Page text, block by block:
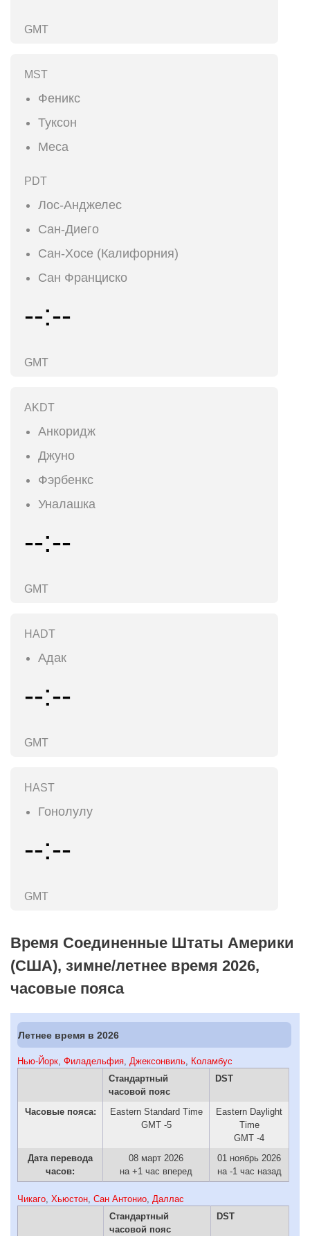
GMT
MST
Феникс
Туксон
Меса
PDT
Лос-Анджелес
Сан-Диего
Сан-Хосе (Калифорния)
Сан Франциско
--:--
GMT
AKDT
Анкоридж
Джуно
Фэрбенкс
Уналашка
--:--
GMT
HADT
Адак
--:--
GMT
HAST
Гонолулу
--:--
GMT
Время Соединенные Штаты Америки
(США), зимне/летнее время 2026,
часовые пояса
Летнее время в 2026
Нью-Йорк Филадельфия Джексонвиль
Коламбус
Стандартный
часовой пояс
DST
Часовые пояса:
Eastern Standard Time
GMT -5
Eastern Daylight
Time
GMT -4
Дата перевода
часов:
08 март 2026
на +1 час вперед
01 ноябрь 2026
на -1 час назад
Чикаго, Хьюстон, Сан Антонио, Даллас
Стандартный
часовой пояс
DST